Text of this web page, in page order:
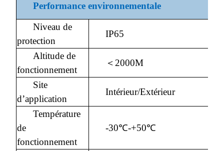
Performance environnementale
Niveau de
protection
IP65
Altitude de
fonctionnement
＜2000M
Site
d’application
Intérieur/Extérieur
Température
de
fonctionnement
-30℃-+50℃